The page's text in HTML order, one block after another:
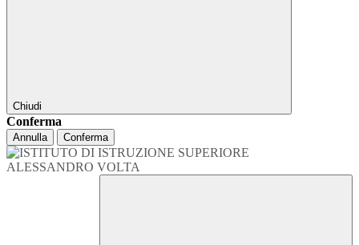
Chiudi
Conferma
Annulla Conferma